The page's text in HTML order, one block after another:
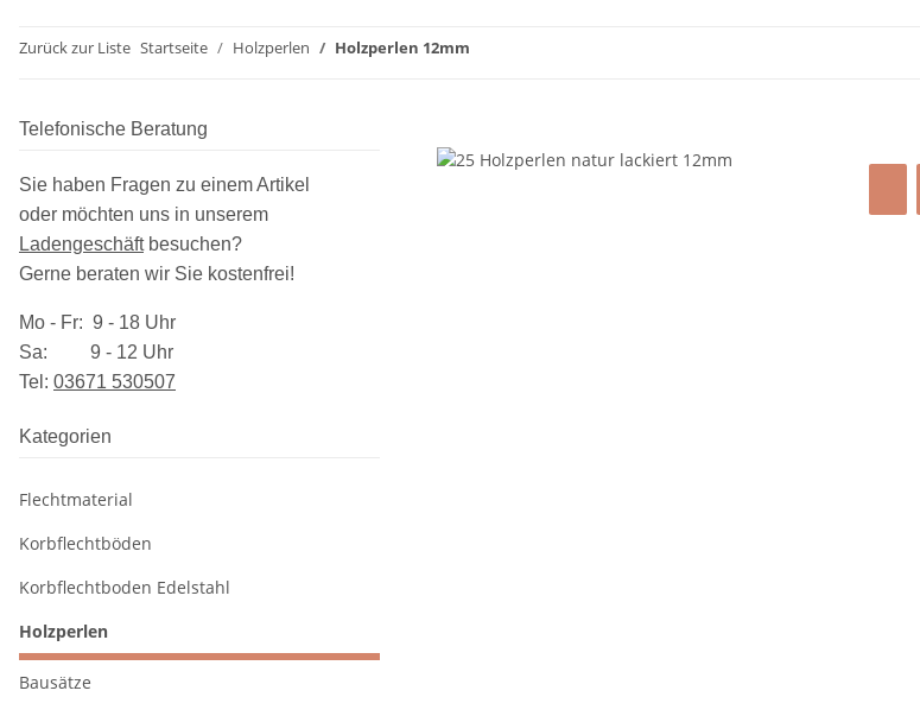
Zurück zur Liste Startseite Holzperlen Holzperlen 12mm
Telefonische Beratung
Sie haben Fragen zu einem Artikel
oder möchten uns in unserem
Ladengeschäftbesuchen?
Gerne beraten wir Sie kostenfrei!
Mo - Fr: 9 - 18 Uhr
Sa: 9 - 12 Uhr
Tel: 03​671 530507
Kategorien
Flechtmaterial
Korbflechtböden
Korbflechtboden Edelstahl
Holzperlen
Bausätze